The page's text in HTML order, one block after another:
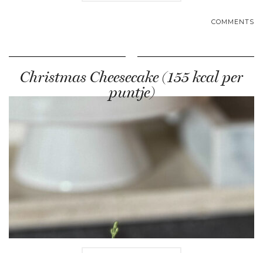
COMMENTS
Christmas Cheesecake (155 kcal per
puntje)